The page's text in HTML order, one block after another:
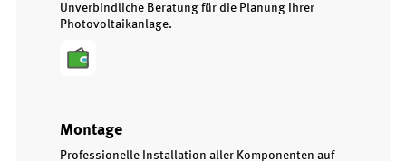
Unverbindliche Beratung für die Planung Ihrer
Photovoltaikanlage.
Montage
Professionelle Installation aller Komponenten auf